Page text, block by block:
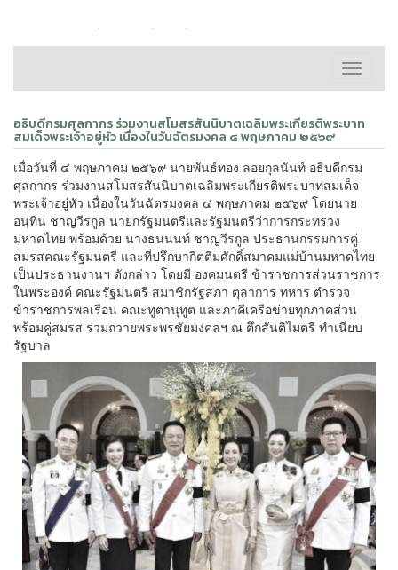
Toggle
อธิบดีกรมศุลกากร ร่วมงานสโมสรสันนิบาตเฉลิมพระเกียรติพระบาท
สมเด็จพระเจ้าอยู่หัว เนื่องในวันฉัตรมงคล ๔ พฤษภาคม ๒๕๖๙
เมื่อวันที่ ๔ พฤษภาคม ๒๕๖๙ นายพันธ์ทอง ลอยกุลนันท์ อธิบดีกรม
ศุลกากร ร่วมงานสโมสรสันนิบาตเฉลิมพระเกียรติพระบาทสมเด็จ
พระเจ้าอยู่หัว เนื่องในวันฉัตรมงคล ๔ พฤษภาคม ๒๕๖๙ โดยนาย
อนุทิน ชาญวีรกูล นายกรัฐมนตรีและรัฐมนตรีว่าการกระทรวง
มหาดไทย พร้อมด้วย นางธนนนท์ ชาญวีรกูล ประธานกรรมการคู่
สมรสคณะรัฐมนตรี และที่ปรึกษากิตติมศักดิ์สมาคมแม่บ้านมหาดไทย
เป็นประธานงานฯ ดังกล่าว โดยมี องคมนตรี ข้าราชการส่วนราชการ
ในพระองค์ คณะรัฐมนตรี สมาชิกรัฐสภา ตุลาการ ทหาร ตำรวจ
ข้าราชการพลเรือน คณะทูตานุทูต และภาคีเครือข่ายทุกภาคส่วน
พร้อมคู่สมรส ร่วมถวายพระพรชัยมงคลฯ ณ ตึกสันติไมตรี ทำเนียบ
รัฐบาล